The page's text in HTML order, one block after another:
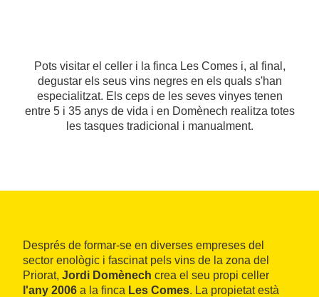
Pots visitar el celler i la finca Les Comes i, al final,
degustar els seus vins negres en els quals s'han
especialitzat. Els ceps de les seves vinyes tenen
entre 5 i 35 anys de vida i en Domènech realitza totes
les tasques tradicional i manualment.
Després de formar-se en diverses empreses del
sector enològic i fascinat pels vins de la zona del
Priorat, Jordi Domènech crea el seu propi celler
l'any 2006 a la finca Les Comes. La propietat està